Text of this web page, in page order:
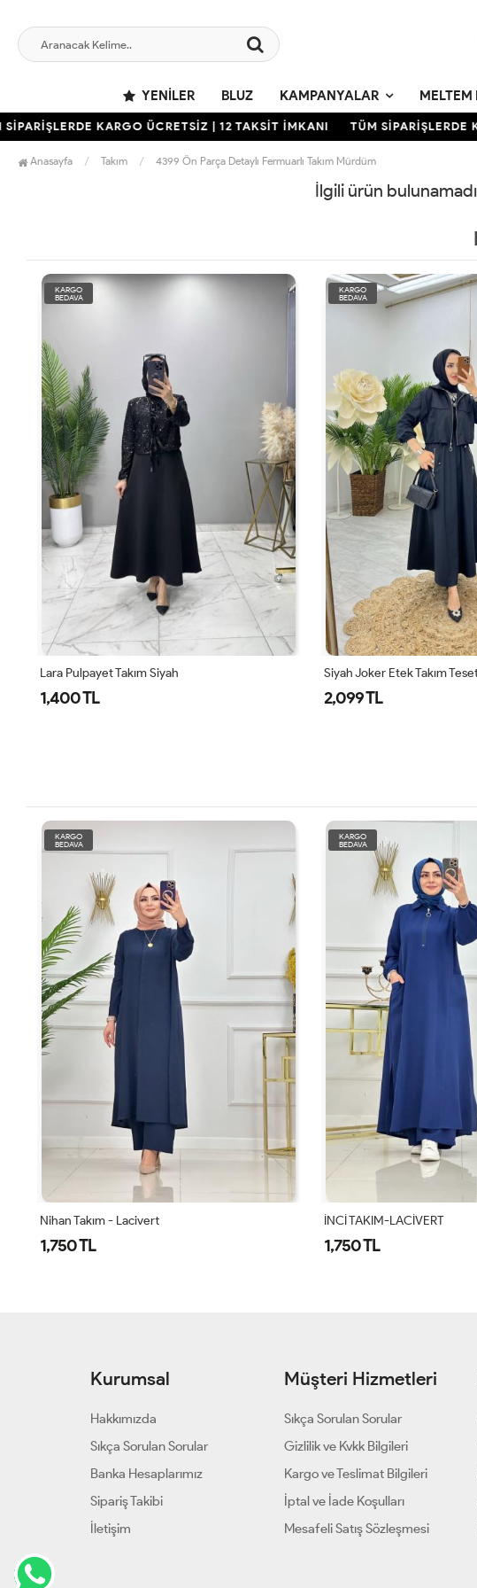
YENILER BLUZ KAMPANYALAR MELTEM
KARGO ÜCRETSİZ | 12 TAKSİT İMKANI TÜM SİPARİŞLERDE
Anasayfa Takım 4399 Ön Parça Detaylı Fermuarlı Takım Mürdüm
İlgili ürün
KARGO
BEDAVA
Siyah Joker Etek Takım Tesettür Giyim
2,099 TL
KARGO
BEDAVA
Haki Premium Nefis Etek
2,099 TL
KARGO
BEDAVA
İNCİ TAKIM-LACİVERT
1,750 TL
KARGO
BEDAVA
İNCİ TAKIM-SİYAH
1,750 TL
Kurumsal
Hakkımızda
Sıkça Sorulan Sorular
Banka Hesaplarımız
Sipariş Takibi
İletişim
Müşteri Hizmetleri
Sıkça Sorulan Sorular
Gizlilik ve Kvkk Bilgileri
Kargo ve Teslimat Bilgileri
İptal ve İade Koşulları
Mesafeli Satış Sözleşmesi